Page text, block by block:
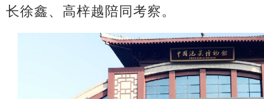
长徐鑫、高梓越陪同考察。